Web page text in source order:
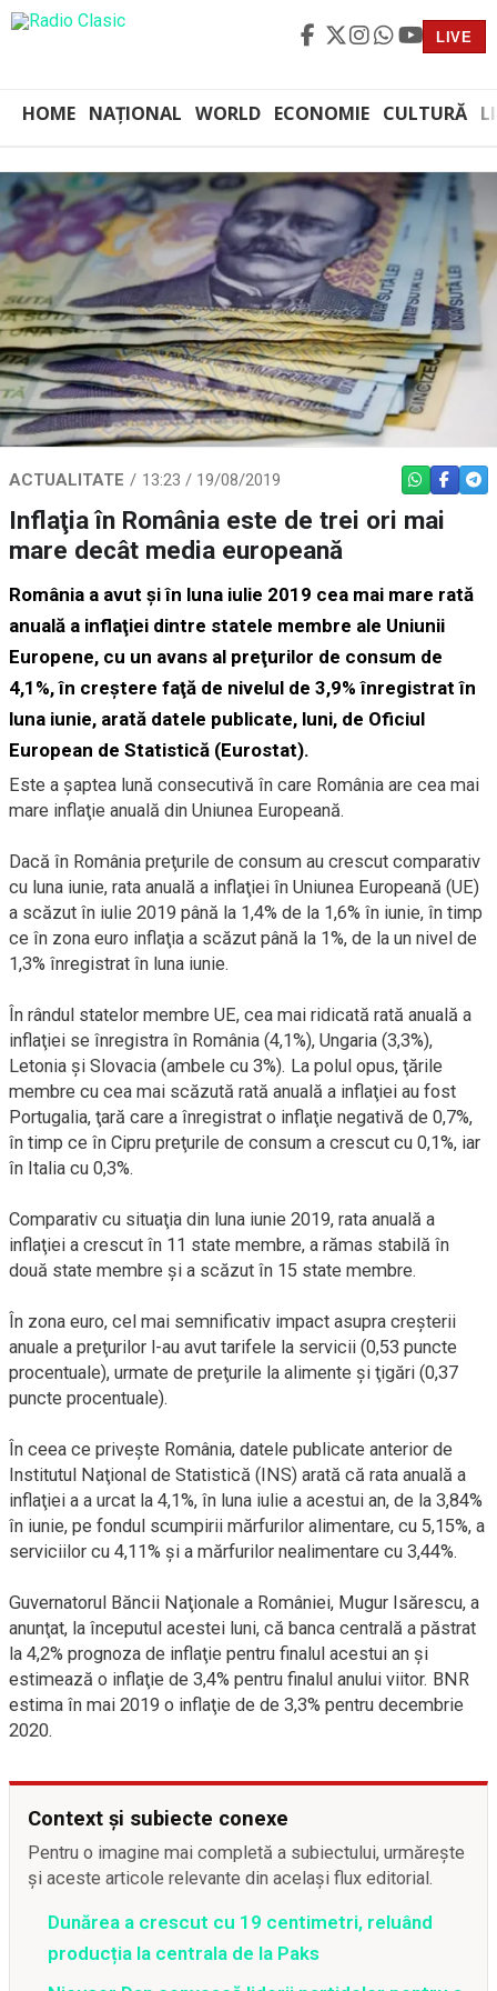
LIVE
HOME NAȚIONAL WORLD ECONOMIE CULTURĂ
ACTUALITATE 13:23 / 19/08/2019 WHATSAPP
Inflaţia în România este de trei ori mai
mare decât media europeană
România a avut şi în luna iulie 2019 cea mai mare rată
anuală a inflaţiei dintre statele membre ale Uniunii
Europene, cu un avans al preţurilor de consum de
4,1%, în creştere faţă de nivelul de 3,9% înregistrat în
luna iunie, arată datele publicate, luni, de Oficiul
European de Statistică (Eurostat).
Este a şaptea lună consecutivă în care România are cea mai
mare inflaţie anuală din Uniunea Europeană.
Dacă în România preţurile de consum au crescut comparativ
cu luna iunie, rata anuală a inflaţiei în Uniunea Europeană (UE)
a scăzut în iulie 2019 până la 1,4% de la 1,6% în iunie, în timp
ce în zona euro inflaţia a scăzut până la 1%, de la un nivel de
1,3% înregistrat în luna iunie.
În rândul statelor membre UE, cea mai ridicată rată anuală a
inflaţiei se înregistra în România (4,1%), Ungaria (3,3%),
Letonia şi Slovacia (ambele cu 3%). La polul opus, ţările
membre cu cea mai scăzută rată anuală a inflaţiei au fost
Portugalia, ţară care a înregistrat o inflaţie negativă de 0,7%,
în timp ce în Cipru preţurile de consum a crescut cu 0,1%, iar
în Italia cu 0,3%.
Comparativ cu situaţia din luna iunie 2019, rata anuală a
inflaţiei a crescut în 11 state membre, a rămas stabilă în
două state membre şi a scăzut în 15 state membre.
În zona euro, cel mai semnificativ impact asupra creşterii
anuale a preţurilor l-au avut tarifele la servicii (0,53 puncte
procentuale), urmate de preţurile la alimente şi ţigări (0,37
puncte procentuale).
În ceea ce priveşte România, datele publicate anterior de
Institutul Naţional de Statistică (INS) arată că rata anuală a
inflaţiei a a urcat la 4,1%, în luna iulie a acestui an, de la 3,84%
în iunie, pe fondul scumpirii mărfurilor alimentare, cu 5,15%, a
serviciilor cu 4,11% şi a mărfurilor nealimentare cu 3,44%.
Guvernatorul Băncii Naţionale a României, Mugur Isărescu, a
anunţat, la începutul acestei luni, că banca centrală a păstrat
la 4,2% prognoza de inflaţie pentru finalul acestui an şi
estimează o inflaţie de 3,4% pentru finalul anului viitor. BNR
estima în mai 2019 o inflaţie de de 3,3% pentru decembrie
2020.
Context și subiecte conexe
Pentru o imagine mai completă a subiectului, urmărește
și aceste articole relevante din același flux editorial.
Dunărea a crescut cu 19 centimetri, reluând
producția la centrala de la Paks